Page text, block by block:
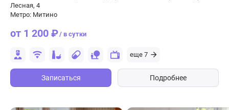
Лесная, 4
Метро: Митино
от 1 200 ₽/ в сутки
еще 7
Записаться Подробнее